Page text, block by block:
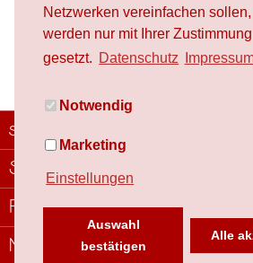
Netzwerken vereinfachen sollen,
werden nur mit Ihrer Zustimmung
gesetzt. Datenschutz
Notwendig
Marketing
Einstellungen
Auswahl
bestätigen
Alle
schafproduction
Shop
Rechtliches
Newsletter